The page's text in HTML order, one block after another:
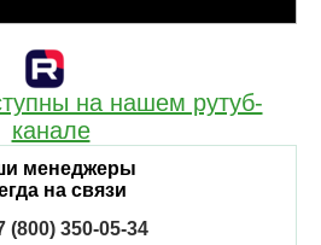
менеджеры
на связи
(800) 350-05-34
на нашем рутуб-
канале